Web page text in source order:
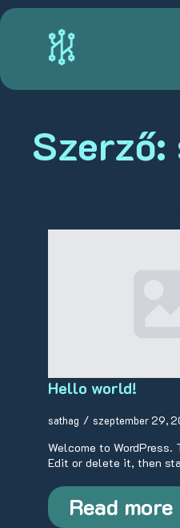
Szerző:
Hello world!
sathag szeptember 29,
Welcome to
Edit or delete it, then
Read more